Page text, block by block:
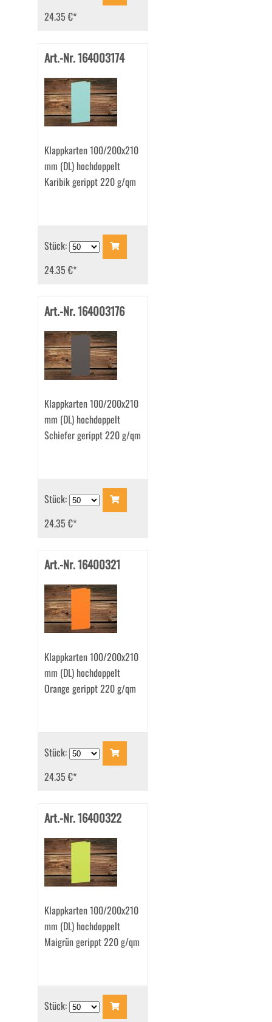
24.35 €*
Art.-Nr. 164003174
Klappkarten 100/200x210
mm (DL) hochdoppelt
Karibik gerippt 220 g/qm
Stück:
24.35 €*
Art.-Nr. 164003176
Klappkarten 100/200x210
mm (DL) hochdoppelt
Schiefer gerippt 220 g/qm
Stück:
24.35 €*
Art.-Nr. 16400321
Klappkarten 100/200x210
mm (DL) hochdoppelt
Orange gerippt 220 g/qm
Stück:
24.35 €*
Art.-Nr. 16400322
Klappkarten 100/200x210
mm (DL) hochdoppelt
Maigrün gerippt 220 g/qm
Stück: